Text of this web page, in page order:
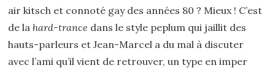
air kitsch et connoté gay des années 80 ? Mieux ! C’est
de la hard-trance dans le style peplum qui jaillit des
hauts-parleurs et Jean-Marcel a du mal à discuter
avec l’ami qu’il vient de retrouver, un type en imper